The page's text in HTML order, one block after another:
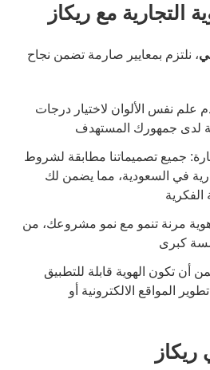
التجارية مع ريكاز
، نلتزم بمعايير صارمة تضمن نجاح
علم نفس الألوان لاختيار درجات
لدى جمهورك المستهدف
جميع تصميماتنا مطابقة لشروط
في السعودية، مما يضمن لك
مرنة تنمو مع نمو مشروعك، من
كبرى
أن تكون الهوية قابلة للتطبيق
المواقع الالكترونية أو